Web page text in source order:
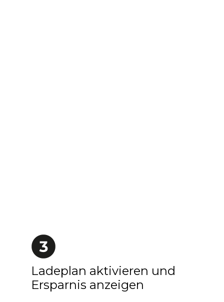
Ladeplan aktivieren und
Ersparnis anzeigen